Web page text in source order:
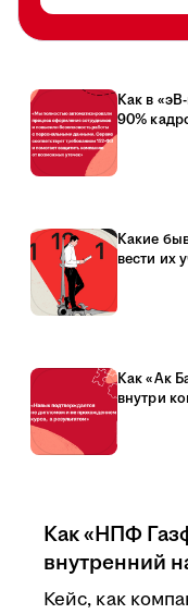
Как в
90%
Какие
вести их
Как «Ак
внутри
Как «НПФ
внутренний
Кейс, как